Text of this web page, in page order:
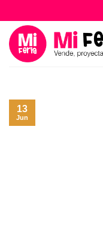
to
content
13
Jun